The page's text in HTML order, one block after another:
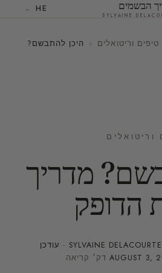
הבשמים HE
טיפים וריטואלים ›
היכן להתבשם?
וריטואלים
מדריך
הדופק
SYLVAINE DELACOURTE · עודכן
AUGUST 3,